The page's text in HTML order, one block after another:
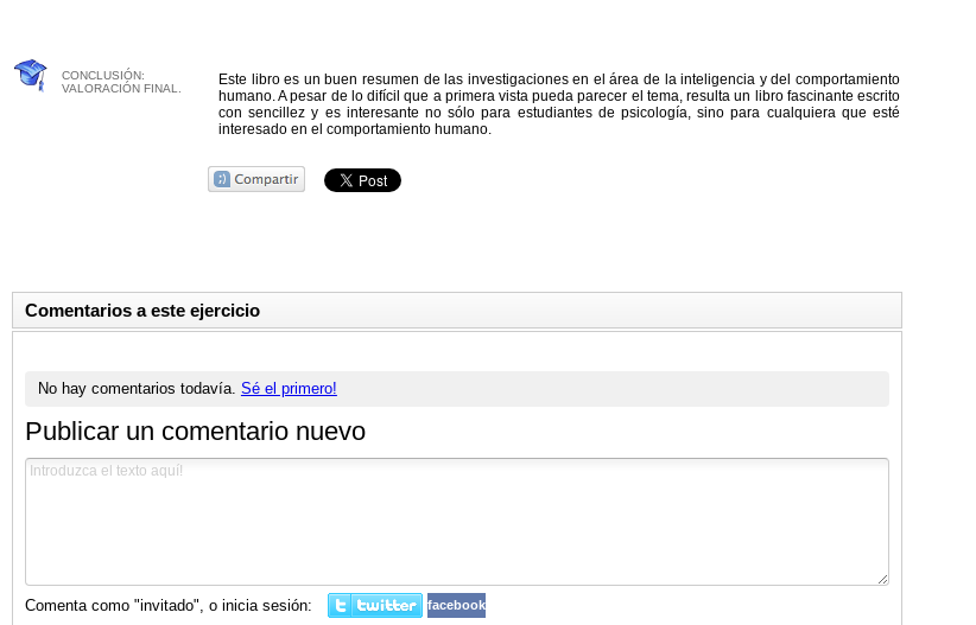
CONCLUSIÓN:
VALORACIÓN FINAL.
Este libro es un buen resumen de las investigaciones en el área de la inteligencia y del comportamiento
humano. A pesar de lo difícil que a primera vista pueda parecer el tema, resulta un libro fascinante escrito
con sencillez y es interesante no sólo para estudiantes de psicología, sino para cualquiera que esté
interesado en el comportamiento humano.
Comentarios a este ejercicio
No hay comentarios todavía. Sé el primero!
Publicar un comentario nuevo
Comenta como "invitado", o inicia sesión: facebook